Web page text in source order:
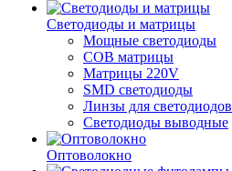
Светодиоды и матрицы
Мощные светодиоды
COB матрицы
Матрицы 220V
SMD светодиоды
Линзы для светодиодов
Светодиоды выводные
Оптоволокно